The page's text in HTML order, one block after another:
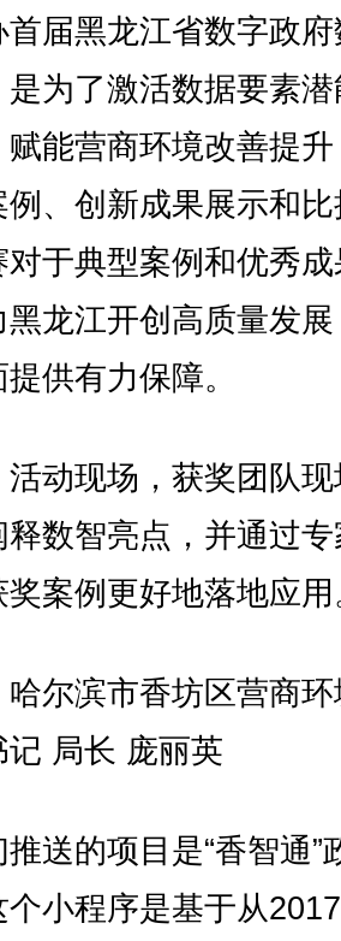
黑龙江省数字政府
为了激活数据要素
能营商环境改善提
、创新成果展示和
对于典型案例和优秀
龙江开创高质量发
供有力保障。
现场，获奖团队现
数智亮点，并通过
奖案例更好地落地应用
滨市香坊区营商环
记 局长 庞丽英
的项目是“香智通”
小程序是基于从